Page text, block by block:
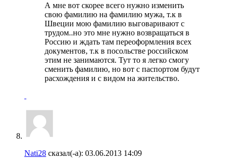
А мне вот скорее всего нужно изменить
свою фамилию на фамилию мужа, т.к в
Швеции мою фамилию выговаривают с
трудом..но это мне нужно возвращаться в
Россию и ждать там переоформления всех
документов, т.к в посольстве российском
этим не занимаются. Тут то я легко смогу
сменить фамилию, но вот с паспортом будут
расхождения и с видом на жительство.
Nati28 сказал(-а): 03.06.2013 14:09